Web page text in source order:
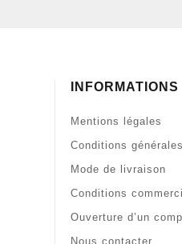
Mentions légales
Conditions
Mode de livraison
Conditions
Ouverture d’un
Nous contacter